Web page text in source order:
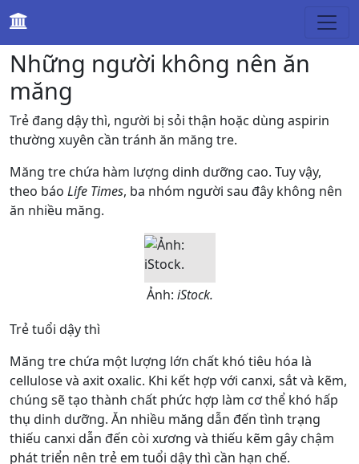
Sức khỏe
Những người không nên ăn
măng
Trẻ đang dậy thì, người bị sỏi thận hoặc dùng aspirin
thường xuyên cần tránh ăn măng tre.
Măng tre chứa hàm lượng dinh dưỡng cao. Tuy vậy,
theo báo Life Times, ba nhóm người sau đây không nên
ăn nhiều măng.
Ảnh: iStock.
Trẻ tuổi dậy thì
Măng tre chứa một lượng lớn chất khó tiêu hóa là
cellulose và axit oxalic. Khi kết hợp với canxi, sắt và kẽm,
chúng sẽ tạo thành chất phức hợp làm cơ thể khó hấp
thụ dinh dưỡng. Ăn nhiều măng dẫn đến tình trạng
thiếu canxi dẫn đến còi xương và thiếu kẽm gây chậm
phát triển nên trẻ em tuổi dậy thì cần hạn chế.